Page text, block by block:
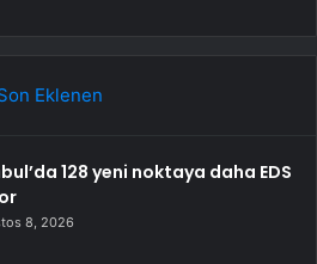
Eklenen
128 yeni noktaya daha EDS
8, 2026